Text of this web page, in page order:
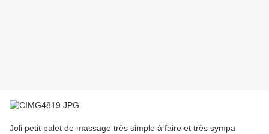
Joli petit palet de massage très simple à faire et très sympa